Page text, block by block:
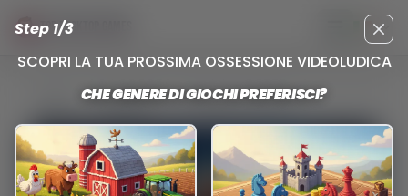
TOP DESKTOP GAMES Apri menu
Step 1/3
SCOPRI LA TUA PROSSIMA OSSESSIONE VIDEOLUDICA
CHE GENERE DI GIOCHI PREFERISCI?